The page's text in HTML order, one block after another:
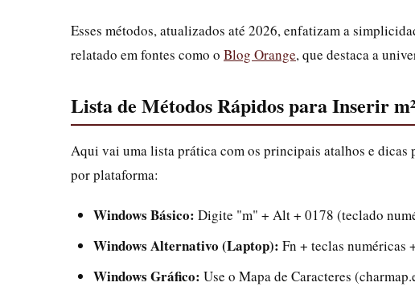
Esses métodos, atualizados até 2026, enfatizam a
relatado em fontes como o Blog Orange, que destaca a
Lista de Métodos Rápidos para Inserir m²
Aqui vai uma lista prática com os principais atalhos e
por plataforma:
Windows Básico: Digite "m" + Alt + 0178 (teclado
Windows Alternativo (Laptop): Fn + teclas numéricas
Windows Gráfico: Use o Mapa de Caracteres